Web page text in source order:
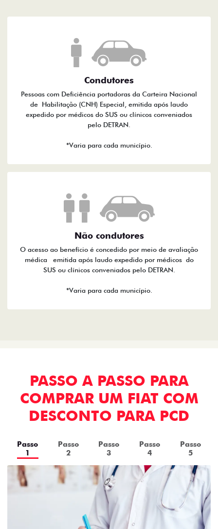
Condutores
Pessoas com Deficiência portadoras da Carteira Nacional
de Habilitação (CNH) Especial, emitida após laudo
expedido por médicos do SUS ou clínicos conveniados
pelo DETRAN.
*Varia para cada município.
Não condutores
O acesso ao benefício é concedido por meio de avaliação
médica emitida após laudo expedido por médicos do
SUS ou clínicos conveniados pelo DETRAN.
*Varia para cada município.
PASSO A PASSO PARA
COMPRAR UM FIAT COM
DESCONTO PARA PCD
Passo
1
Passo
2
Passo
3
Passo
4
Passo
5